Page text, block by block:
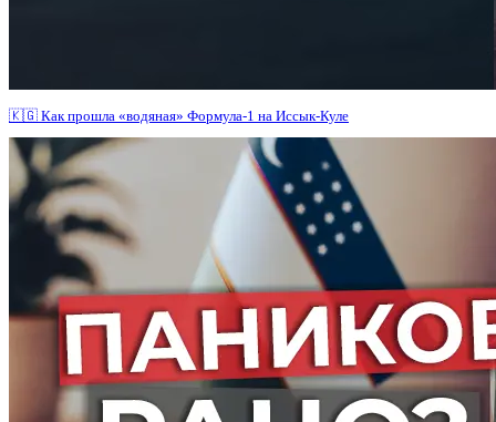
🇰🇬 Как прошла «водяная» Формула-1 на Иссык-Куле